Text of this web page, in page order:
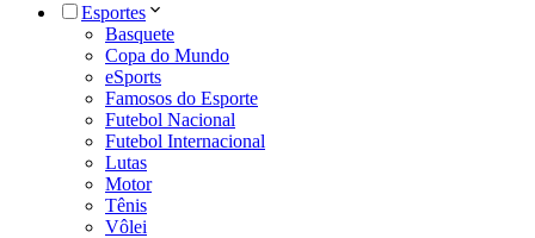
Esportes
Basquete
Copa do Mundo
eSports
Famosos do Esporte
Futebol Nacional
Futebol Internacional
Lutas
Motor
Tênis
Vôlei